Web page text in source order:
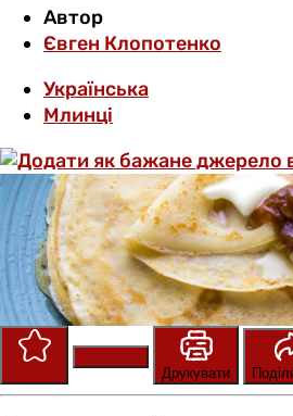
Автор
Євген Клопотенко
Українська
Млинці
Друкувати